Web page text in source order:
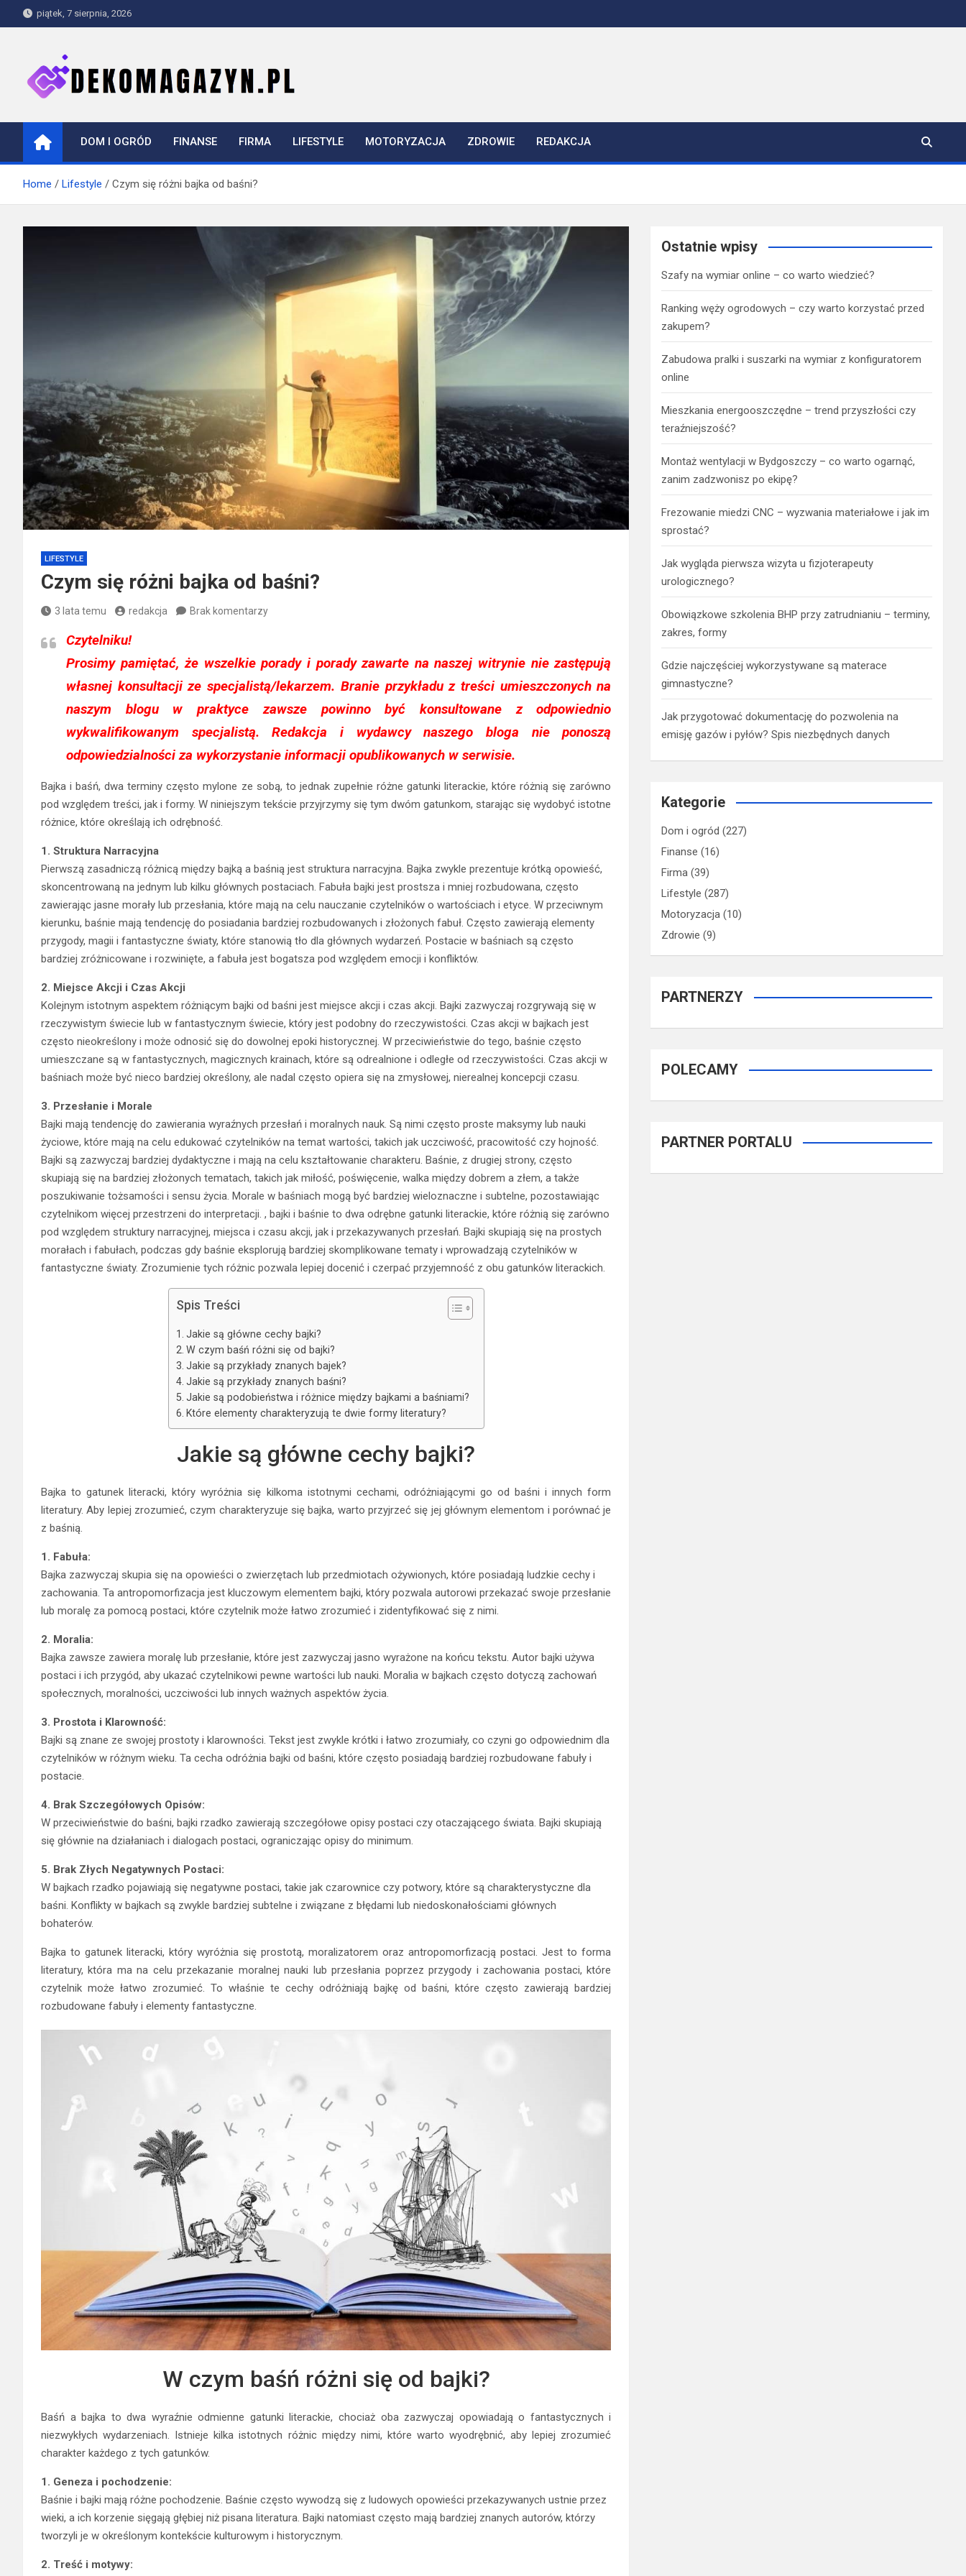
to
piątek, 7 sierpnia, 2026
dekomagazyn.pl
DOM I OGRÓD FINANSE FIRMA LIFESTYLE MOTORYZACJA ZDROWIE REDAKCJA
Home Lifestyle Czym się różni bajka od baśni?
LIFESTYLE
Czym się różni bajka od baśni?
3 lata temu redakcja Brak komentarzy
Czytelniku!
Prosimy pamiętać, że wszelkie porady i porady zawarte na naszej witrynie nie zastępują
własnej konsultacji ze specjalistą/lekarzem. Branie przykładu z treści umieszczonych na
naszym blogu w praktyce zawsze powinno być konsultowane z odpowiednio
wykwalifikowanym specjalistą. Redakcja i wydawcy naszego bloga nie ponoszą
odpowiedzialności za wykorzystanie informacji opublikowanych w serwisie.
Bajka i baśń, dwa terminy często mylone ze sobą, to jednak zupełnie różne gatunki literackie, które różnią się zarówno
pod względem treści, jak i formy. W niniejszym tekście przyjrzymy się tym dwóm gatunkom, starając się wydobyć istotne
różnice, które określają ich odrębność.
1. Struktura Narracyjna
Pierwszą zasadniczą różnicą między bajką a baśnią jest struktura narracyjna. Bajka zwykle prezentuje krótką opowieść,
skoncentrowaną na jednym lub kilku głównych postaciach. Fabuła bajki jest prostsza i mniej rozbudowana, często
zawierając jasne morały lub przesłania, które mają na celu nauczanie czytelników o wartościach i etyce. W przeciwnym
kierunku, baśnie mają tendencję do posiadania bardziej rozbudowanych i złożonych fabuł. Często zawierają elementy
przygody, magii i fantastyczne światy, które stanowią tło dla głównych wydarzeń. Postacie w baśniach są często
bardziej zróżnicowane i rozwinięte, a fabuła jest bogatsza pod względem emocji i konfliktów.
2. Miejsce Akcji i Czas Akcji
Kolejnym istotnym aspektem różniącym bajki od baśni jest miejsce akcji i czas akcji. Bajki zazwyczaj rozgrywają się w
rzeczywistym świecie lub w fantastycznym świecie, który jest podobny do rzeczywistości. Czas akcji w bajkach jest
często nieokreślony i może odnosić się do dowolnej epoki historycznej. W przeciwieństwie do tego, baśnie często
umieszczane są w fantastycznych, magicznych krainach, które są odrealnione i odległe od rzeczywistości. Czas akcji w
baśniach może być nieco bardziej określony, ale nadal często opiera się na zmysłowej, nierealnej koncepcji czasu.
3. Przesłanie i Morale
Bajki mają tendencję do zawierania wyraźnych przesłań i moralnych nauk. Są nimi często proste maksymy lub nauki
życiowe, które mają na celu edukować czytelników na temat wartości, takich jak uczciwość, pracowitość czy hojność.
Bajki są zazwyczaj bardziej dydaktyczne i mają na celu kształtowanie charakteru. Baśnie, z drugiej strony, często
skupiają się na bardziej złożonych tematach, takich jak miłość, poświęcenie, walka między dobrem a złem, a także
poszukiwanie tożsamości i sensu życia. Morale w baśniach mogą być bardziej wieloznaczne i subtelne, pozostawiając
czytelnikom więcej przestrzeni do interpretacji. , bajki i baśnie to dwa odrębne gatunki literackie, które różnią się zarówno
pod względem struktury narracyjnej, miejsca i czasu akcji, jak i przekazywanych przesłań. Bajki skupiają się na prostych
morałach i fabułach, podczas gdy baśnie eksplorują bardziej skomplikowane tematy i wprowadzają czytelników w
fantastyczne światy. Zrozumienie tych różnic pozwala lepiej docenić i czerpać przyjemność z obu gatunków literackich.
Spis Treści
Jakie są główne cechy bajki?
W czym baśń różni się od bajki?
Jakie są przykłady znanych bajek?
Jakie są przykłady znanych baśni?
Jakie są podobieństwa i różnice między bajkami a baśniami?
Które elementy charakteryzują te dwie formy literatury?
Jakie są główne cechy bajki?
Bajka to gatunek literacki, który wyróżnia się kilkoma istotnymi cechami, odróżniającymi go od baśni i innych form
literatury. Aby lepiej zrozumieć, czym charakteryzuje się bajka, warto przyjrzeć się jej głównym elementom i porównać je
z baśnią.
1. Fabuła:
Bajka zazwyczaj skupia się na opowieści o zwierzętach lub przedmiotach ożywionych, które posiadają ludzkie cechy i
zachowania. Ta antropomorfizacja jest kluczowym elementem bajki, który pozwala autorowi przekazać swoje przesłanie
lub moralę za pomocą postaci, które czytelnik może łatwo zrozumieć i zidentyfikować się z nimi.
2. Moralia:
Bajka zawsze zawiera moralę lub przesłanie, które jest zazwyczaj jasno wyrażone na końcu tekstu. Autor bajki używa
postaci i ich przygód, aby ukazać czytelnikowi pewne wartości lub nauki. Moralia w bajkach często dotyczą zachowań
społecznych, moralności, uczciwości lub innych ważnych aspektów życia.
3. Prostota i Klarowność:
Bajki są znane ze swojej prostoty i klarowności. Tekst jest zwykle krótki i łatwo zrozumiały, co czyni go odpowiednim dla
czytelników w różnym wieku. Ta cecha odróżnia bajki od baśni, które często posiadają bardziej rozbudowane fabuły i
postacie.
4. Brak Szczegółowych Opisów:
W przeciwieństwie do baśni, bajki rzadko zawierają szczegółowe opisy postaci czy otaczającego świata. Bajki skupiają
się głównie na działaniach i dialogach postaci, ograniczając opisy do minimum.
5. Brak Złych Negatywnych Postaci:
W bajkach rzadko pojawiają się negatywne postaci, takie jak czarownice czy potwory, które są charakterystyczne dla
baśni. Konflikty w bajkach są zwykle bardziej subtelne i związane z błędami lub niedoskonałościami głównych
bohaterów.
Bajka to gatunek literacki, który wyróżnia się prostotą, moralizatorem oraz antropomorfizacją postaci. Jest to forma
literatury, która ma na celu przekazanie moralnej nauki lub przesłania poprzez przygody i zachowania postaci, które
czytelnik może łatwo zrozumieć. To właśnie te cechy odróżniają bajkę od baśni, które często zawierają bardziej
rozbudowane fabuły i elementy fantastyczne.
W czym baśń różni się od bajki?
Baśń a bajka to dwa wyraźnie odmienne gatunki literackie, chociaż oba zazwyczaj opowiadają o fantastycznych i
niezwykłych wydarzeniach. Istnieje kilka istotnych różnic między nimi, które warto wyodrębnić, aby lepiej zrozumieć
charakter każdego z tych gatunków.
1. Geneza i pochodzenie:
Baśnie i bajki mają różne pochodzenie. Baśnie często wywodzą się z ludowych opowieści przekazywanych ustnie przez
wieki, a ich korzenie sięgają głębiej niż pisana literatura. Bajki natomiast często mają bardziej znanych autorów, którzy
tworzyli je w określonym kontekście kulturowym i historycznym.
2. Treść i motywy:
Ostatnie wpisy
Szafy na wymiar online – co warto wiedzieć?
Ranking węży ogrodowych – czy warto korzystać przed
zakupem?
Zabudowa pralki i suszarki na wymiar z konfiguratorem
online
Mieszkania energooszczędne – trend przyszłości czy
teraźniejszość?
Montaż wentylacji w Bydgoszczy – co warto ogarnąć,
zanim zadzwonisz po ekipę?
Frezowanie miedzi CNC – wyzwania materiałowe i jak im
sprostać?
Jak wygląda pierwsza wizyta u fizjoterapeuty
urologicznego?
Obowiązkowe szkolenia BHP przy zatrudnianiu – terminy,
zakres, formy
Gdzie najczęściej wykorzystywane są materace
gimnastyczne?
Jak przygotować dokumentację do pozwolenia na
emisję gazów i pyłów? Spis niezbędnych danych
Kategorie
Dom i ogród (227)
Finanse (16)
Firma (39)
Lifestyle (287)
Motoryzacja (10)
Zdrowie (9)
PARTNERZY
POLECAMY
PARTNER PORTALU